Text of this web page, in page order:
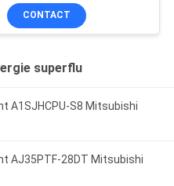
de contrôle de l'énergie
solaire.
CONTACT
superflu
A1SJHCPU-S8 Mitsubishi
AJ35PTF-28DT Mitsubishi